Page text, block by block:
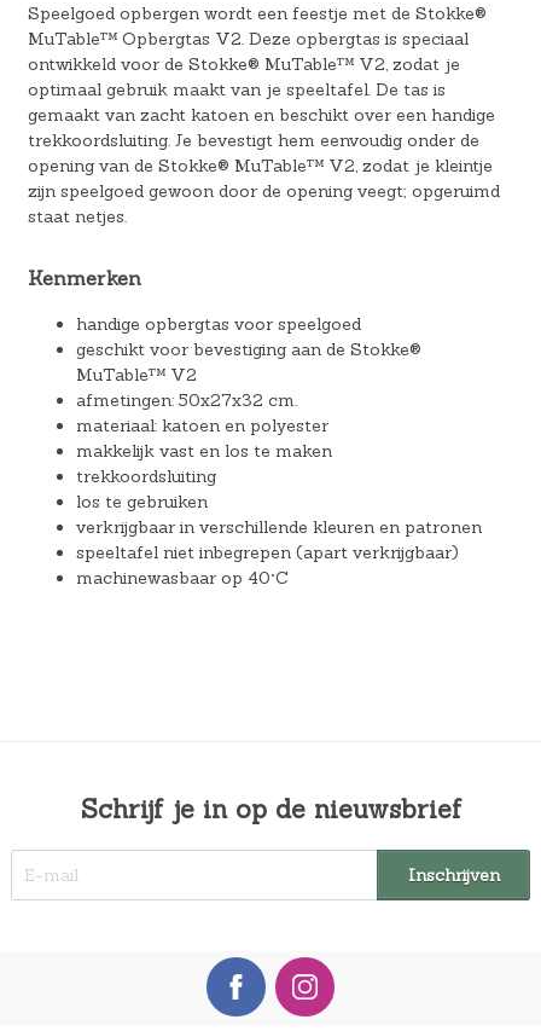
Speelgoed opbergen wordt een feestje met de Stokke®
MuTable™ Opbergtas V2. Deze opbergtas is speciaal
ontwikkeld voor de Stokke® MuTable™ V2, zodat je
optimaal gebruik maakt van je speeltafel. De tas is
gemaakt van zacht katoen en beschikt over een handige
trekkoordsluiting. Je bevestigt hem eenvoudig onder de
opening van de Stokke® MuTable™ V2, zodat je kleintje
zijn speelgoed gewoon door de opening veegt; opgeruimd
staat netjes.
Kenmerken
handige opbergtas voor speelgoed
geschikt voor bevestiging aan de Stokke®
MuTable™ V2
afmetingen: 50x27x32 cm.
materiaal: katoen en polyester
makkelijk vast en los te maken
trekkoordsluiting
los te gebruiken
verkrijgbaar in verschillende kleuren en patronen
speeltafel niet inbegrepen (apart verkrijgbaar)
machinewasbaar op 40°C
Schrijf je in op de nieuwsbrief